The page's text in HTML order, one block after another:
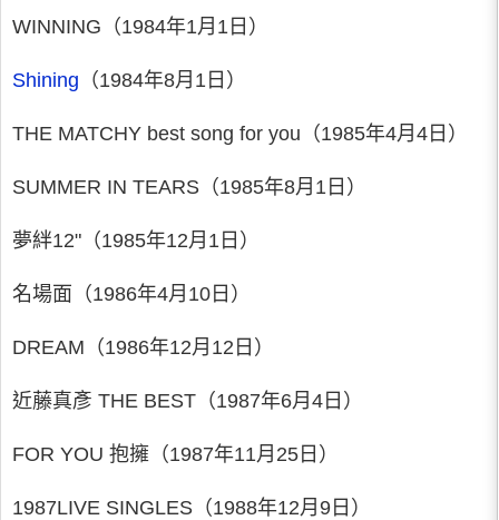
WINNING（1984年1月1日）
Shining （1984年8月1日）
THE MATCHY best song for you（1985年4月4日）
SUMMER IN TEARS（1985年8月1日）
夢絆12"（1985年12月1日）
名場面（1986年4月10日）
DREAM（1986年12月12日）
近藤真彥 THE BEST（1987年6月4日）
FOR YOU 抱擁（1987年11月25日）
1987LIVE SINGLES（1988年12月9日）